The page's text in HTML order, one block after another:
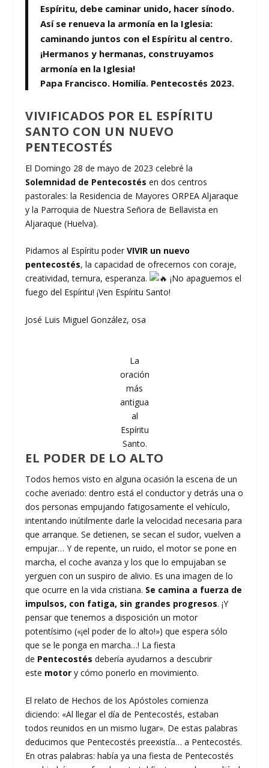
Espíritu, debe caminar unido, hacer sínodo.
Así se renueva la armonía en la Iglesia:
caminando juntos con el Espíritu al centro.
¡Hermanos y hermanas, construyamos
armonía en la Iglesia!
Papa Francisco. Homilía. Pentecostés 2023.
VIVIFICADOS POR EL ESPÍRITU
SANTO CON UN NUEVO
PENTECOSTÉS
El Domingo 28 de mayo de 2023 celebré la
Solemnidad de Pentecostés en dos centros
pastorales: la Residencia de Mayores ORPEA Aljaraque
y la Parroquia de Nuestra Señora de Bellavista en
Aljaraque (Huelva).
Pidamos al Espíritu poderVIVIR un nuevo
pentecostés, la capacidad de ofrecernos con coraje,
creatividad, ternura, esperanza.
¡No apaguemos el
fuego del Espíritu! ¡Ven Espíritu Santo!
José Luis Miguel González, osa
La
oración
más
antigua
al
Espíritu
Santo.
EL PODER DE LO ALTO
Todos hemos visto en alguna ocasión la escena de un
coche averiado: dentro está el conductor y detrás una o
dos personas empujando fatigosamente el vehículo,
intentando inútilmente darle la velocidad necesaria para
que arranque. Se detienen, se secan el sudor, vuelven a
empujar… Y de repente, un ruido, el motor se pone en
marcha, el coche avanza y los que lo empujaban se
yerguen con un suspiro de alivio. Es una imagen de lo
que ocurre en la vida cristiana. Se camina a fuerza de
impulsos, con fatiga, sin grandes progresos. ¡Y
pensar que tenemos a disposición un motor
potentísimo («¡el poder de lo alto!») que espera sólo
que se le ponga en marcha…! La fiesta
de Pentecostés debería ayudarnos a descubrir
este motor y cómo ponerlo en movimiento.
El relato de Hechos de los Apóstoles comienza
diciendo: «Al llegar el día de Pentecostés, estaban
todos reunidos en un mismo lugar». De estas palabras
deducimos que Pentecostés preexistía… a Pentecostés.
En otras palabras: había ya una fiesta de Pentecostés